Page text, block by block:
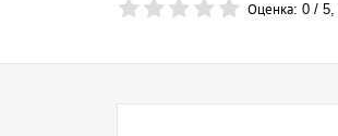
Оценка: 0 / 5,